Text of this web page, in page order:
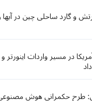
و گارد ساحلی چین در آبها
در مسیر واردات اینورتر
طرح حکمرانی هوش